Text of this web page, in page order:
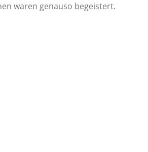
waren genauso begeistert.